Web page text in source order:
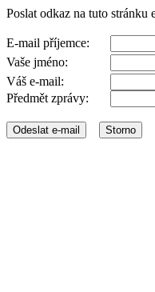
Poslat odkaz na tuto stránku
E-mail příjemce:
Vaše jméno:
Váš e-mail:
Předmět zprávy: